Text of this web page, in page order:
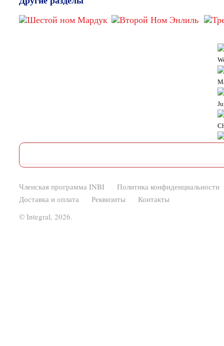
Членская программа INBI
Политика конфиденциальности
Доставка и оплата
Реквизиты
Контакты
© Integral, 2026.